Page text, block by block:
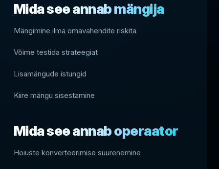
Mida see annab mängija
Mängimine ilma omavahendite riskita
Võime testida strateegiat
Lisamängude istungid
Kiire mängu sisestamine
Mida see annab operaator
Hoiuste konverteerimise suurenemine